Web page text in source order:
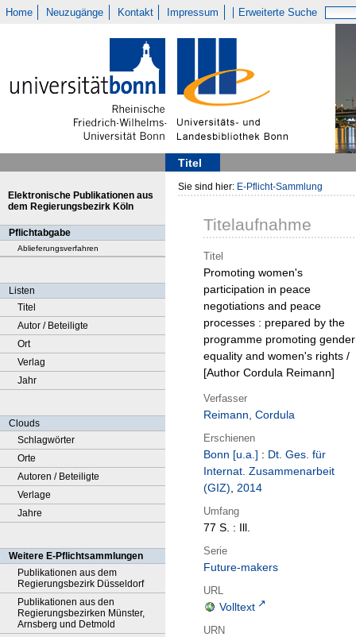
Home Neuzugänge Kontakt Impressum Erweiterte Suche
Titel
Elektronische Publikationen aus
dem Regierungsbezirk Köln
Pflichtabgabe
Ablieferungsverfahren
Listen
Titel
Autor / Beteiligte
Ort
Verlag
Jahr
Clouds
Schlagwörter
Orte
Autoren / Beteiligte
Verlage
Jahre
Weitere E-Pflichtsammlungen
Publikationen aus dem
Regierungsbezirk Düsseldorf
Publikationen aus den
Regierungsbezirken Münster,
Arnsberg und Detmold
Sie sind hier: E-Pflicht-Sammlung
Titelaufnahme
Titel
Promoting women's
participation in peace
negotiations and peace
processes : prepared by the
programme promoting gender
equality and women's rights /
[Author Cordula Reimann]
Verfasser
Reimann, Cordula
Erschienen
Bonn [u.a.] : Dt. Ges. für
Internat. Zusammenarbeit
(GIZ), 2014
Umfang
77 S. : Ill.
Serie
Future-makers
URL
Volltext
URN